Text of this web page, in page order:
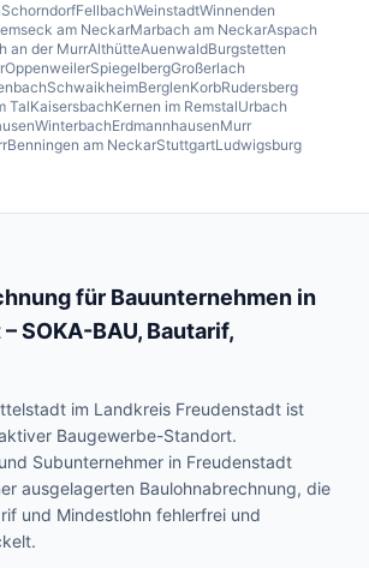
SchorndorfFellbachWeinstadtWinnenden
am NeckarMarbach am NeckarAspach
an der MurrAlthütteAuenwaldBurgstetten
OppenweilerSpiegelbergGroßerlach
SchwaikheimBerglenKorbRudersberg
TalKaisersbachKernen im RemstalUrbach
WinterbachErdmannhausenMurr
Benningen am NeckarStuttgartLudwigsburg
für Bauunternehmen in
– SOKA-BAU, Bautarif,
im Landkreis Freudenstadt ist
Baugewerbe-Standort.
Subunternehmer in Freudenstadt
ausgelagerten Baulohnabrechnung, die
und Mindestlohn fehlerfrei und